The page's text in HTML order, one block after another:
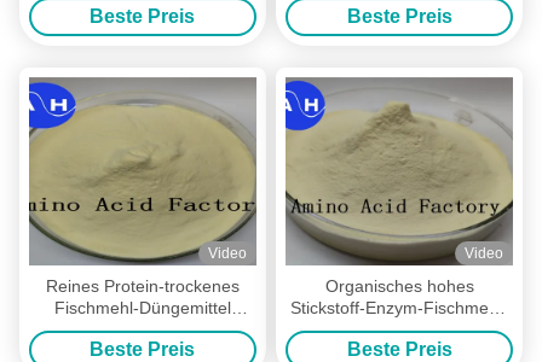
Beste Preis
0-0
Beste Preis
Video
Reines Protein-trockenes
Fischmehl-Düngemittel
extrahiert vom Kabeljau-
Hydrolysat
Beste Preis
Video
Organisches hohes
Stickstoff-Enzym-Fischmehl-
Düngemittel wasserlöslich
Beste Preis